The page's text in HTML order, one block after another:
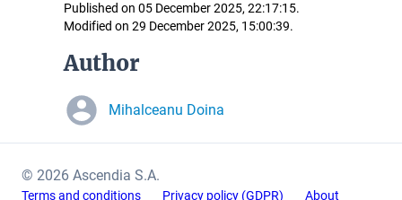
Published on 05 December 2025, 22:17:15.
Modified on 29 December 2025, 15:00:39.
Author
Mihalceanu Doina
© 2026 Ascendia S.A.
Terms and conditions Privacy policy (GDPR) About